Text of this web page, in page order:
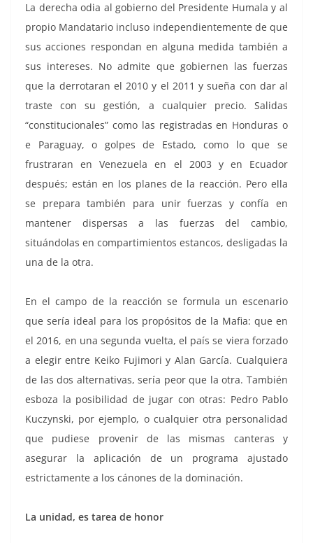
La derecha odia al gobierno del Presidente Humala y al
propio Mandatario incluso independientemente de que
sus acciones respondan en alguna medida también a
sus intereses. No admite que gobiernen las fuerzas
que la derrotaran el 2010 y el 2011 y sueña con dar al
traste con su gestión, a cualquier precio. Salidas
“constitucionales” como las registradas en Honduras o
e Paraguay, o golpes de Estado, como lo que se
frustraran en Venezuela en el 2003 y en Ecuador
después; están en los planes de la reacción. Pero ella
se prepara también para unir fuerzas y confía en
mantener dispersas a las fuerzas del cambio,
situándolas en compartimientos estancos, desligadas la
una de la otra.
En el campo de la reacción se formula un escenario
que sería ideal para los propósitos de la Mafia: que en
el 2016, en una segunda vuelta, el país se viera forzado
a elegir entre Keiko Fujimori y Alan García. Cualquiera
de las dos alternativas, sería peor que la otra. También
esboza la posibilidad de jugar con otras: Pedro Pablo
Kuczynski, por ejemplo, o cualquier otra personalidad
que pudiese provenir de las mismas canteras y
asegurar la aplicación de un programa ajustado
estrictamente a los cánones de la dominación.
La unidad, es tarea de honor